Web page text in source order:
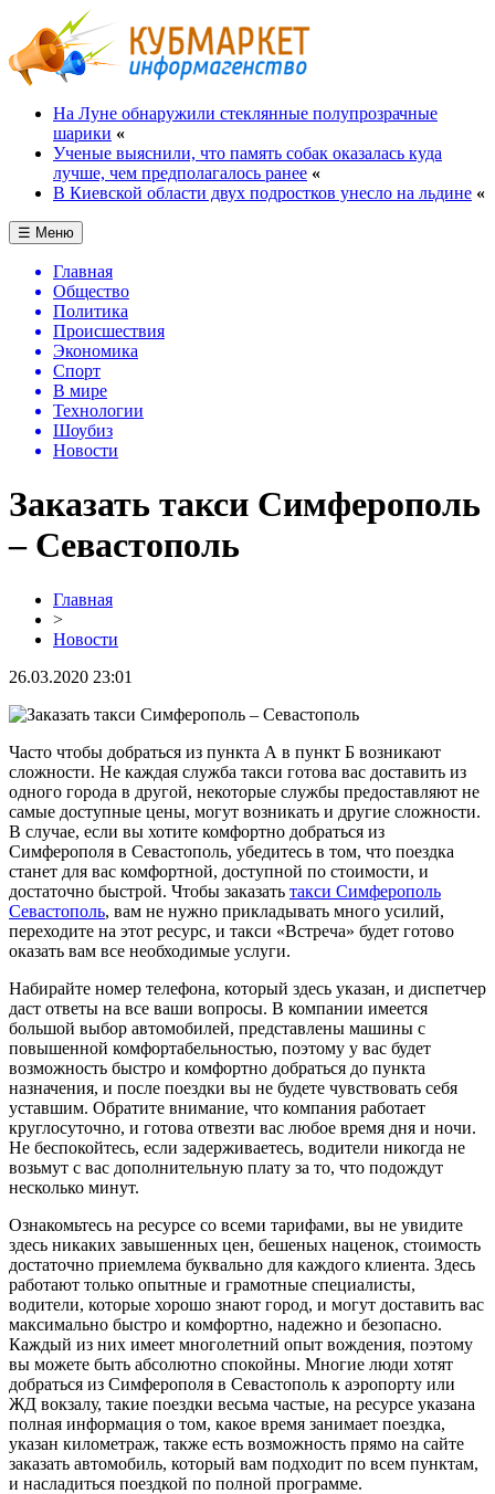
На Луне обнаружили стеклянные полупрозрачные
шарики «
Ученые выяснили, что память собак оказалась куда
лучше, чем предполагалось ранее «
В Киевской области двух подростков унесло на льдине «
☰ Меню
Главная
Общество
Политика
Происшествия
Экономика
Спорт
В мире
Технологии
Шоубиз
Новости
Заказать такси Симферополь
– Севастополь
Главная
>
Новости
26.03.2020 23:01
Часто чтобы добраться из пункта А в пункт Б возникают
сложности. Не каждая служба такси готова вас доставить из
одного города в другой, некоторые службы предоставляют не
самые доступные цены, могут возникать и другие сложности.
В случае, если вы хотите комфортно добраться из
Симферополя в Севастополь, убедитесь в том, что поездка
станет для вас комфортной, доступной по стоимости, и
достаточно быстрой. Чтобы заказать такси Симферополь
Севастополь, вам не нужно прикладывать много усилий,
переходите на этот ресурс, и такси «Встреча» будет готово
оказать вам все необходимые услуги.
Набирайте номер телефона, который здесь указан, и диспетчер
даст ответы на все ваши вопросы. В компании имеется
большой выбор автомобилей, представлены машины с
повышенной комфортабельностью, поэтому у вас будет
возможность быстро и комфортно добраться до пункта
назначения, и после поездки вы не будете чувствовать себя
уставшим. Обратите внимание, что компания работает
круглосуточно, и готова отвезти вас любое время дня и ночи.
Не беспокойтесь, если задерживаетесь, водители никогда не
возьмут с вас дополнительную плату за то, что подождут
несколько минут.
Ознакомьтесь на ресурсе со всеми тарифами, вы не увидите
здесь никаких завышенных цен, бешеных наценок, стоимость
достаточно приемлема буквально для каждого клиента. Здесь
работают только опытные и грамотные специалисты,
водители, которые хорошо знают город, и могут доставить вас
максимально быстро и комфортно, надежно и безопасно.
Каждый из них имеет многолетний опыт вождения, поэтому
вы можете быть абсолютно спокойны. Многие люди хотят
добраться из Симферополя в Севастополь к аэропорту или
ЖД вокзалу, такие поездки весьма частые, на ресурсе указана
полная информация о том, какое время занимает поездка,
указан километраж, также есть возможность прямо на сайте
заказать автомобиль, который вам подходит по всем пунктам,
и насладиться поездкой по полной программе.